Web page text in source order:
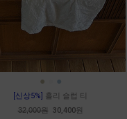
● ●
[신상5%] 홀리 슬럽 티
32,000원 30,400원